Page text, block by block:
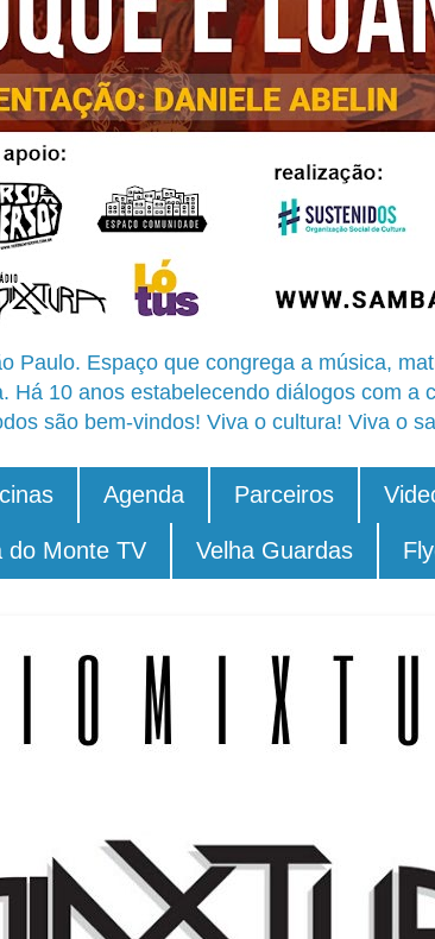
Paulo. Espaço que congrega a música,
10 anos estabelecendo diálogos com a
são bem-vindos! Viva o cultura! Viva o
Agenda Parceiros
do Monte TV Velha Guardas